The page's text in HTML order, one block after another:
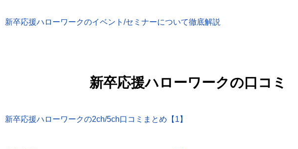
新卒応援ハローワークのイベント/セミナーについて徹底解説
新卒応援ハローワークの口コミ
新卒応援ハローワークの2ch/5ch口コミまとめ【1】